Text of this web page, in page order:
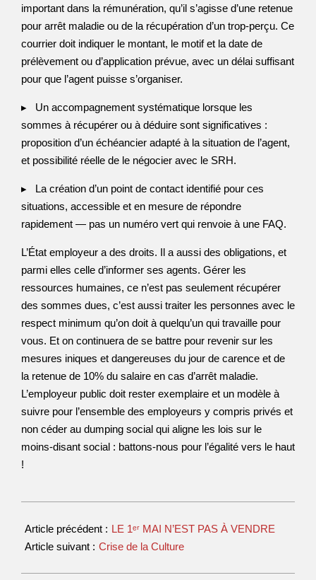
important dans la rémunération, qu’il s’agisse d’une retenue
pour arrêt maladie ou de la récupération d’un trop-perçu. Ce
courrier doit indiquer le montant, le motif et la date de
prélèvement ou d’application prévue, avec un délai suffisant
pour que l’agent puisse s’organiser.
▸ Un accompagnement systématique lorsque les
sommes à récupérer ou à déduire sont significatives :
proposition d’un échéancier adapté à la situation de l’agent,
et possibilité réelle de le négocier avec le SRH.
▸ La création d’un point de contact identifié pour ces
situations, accessible et en mesure de répondre
rapidement — pas un numéro vert qui renvoie à une FAQ.
L’État employeur a des droits. Il a aussi des obligations, et
parmi elles celle d’informer ses agents. Gérer les
ressources humaines, ce n’est pas seulement récupérer
des sommes dues, c’est aussi traiter les personnes avec le
respect minimum qu’on doit à quelqu’un qui travaille pour
vous. Et on continuera de se battre pour revenir sur les
mesures iniques et dangereuses du jour de carence et de
la retenue de 10% du salaire en cas d’arrêt maladie.
L’employeur public doit rester exemplaire et un modèle à
suivre pour l’ensemble des employeurs y compris privés et
non céder au dumping social qui aligne les lois sur le
moins-disant social : battons-nous pour l’égalité vers le haut
!
Article précédent : LE 1ᵉʳ MAI N’EST PAS À VENDRE
Article suivant : Crise de la Culture